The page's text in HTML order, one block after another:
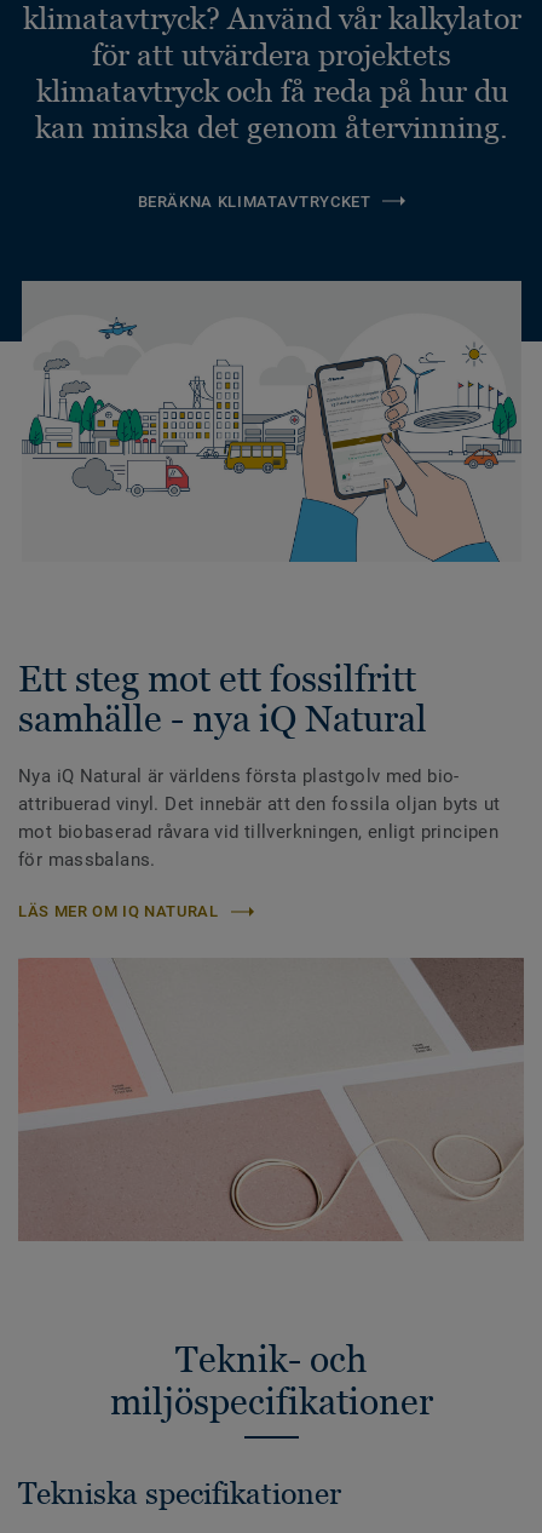
klimatavtryck? Använd vår kalkylator
för att utvärdera projektets
klimatavtryck och få reda på hur du
kan minska det genom återvinning.
BERÄKNA KLIMATAVTRYCKET
Ett steg mot ett fossilfritt
samhälle - nya iQ Natural
Nya iQ Natural är världens första plastgolv med bio-
attribuerad vinyl. Det innebär att den fossila oljan byts ut
mot biobaserad råvara vid tillverkningen, enligt principen
för massbalans.
LÄS MER OM IQ NATURAL
Teknik- och
miljöspecifikationer
Tekniska specifikationer